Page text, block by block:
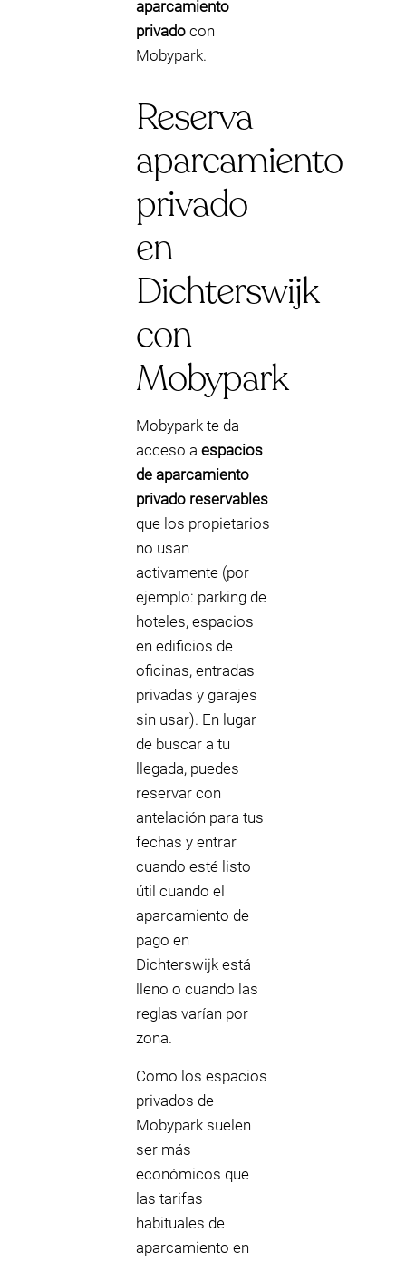
aparcamiento
privado con
Mobypark.
Reserva
aparcamiento
privado
en
Dichterswijk
con
Mobypark
Mobypark te da
acceso a espacios
de aparcamiento
privado reservables
que los propietarios
no usan
activamente (por
ejemplo: parking de
hoteles, espacios
en edificios de
oficinas, entradas
privadas y garajes
sin usar). En lugar
de buscar a tu
llegada, puedes
reservar con
antelación para tus
fechas y entrar
cuando esté listo —
útil cuando el
aparcamiento de
pago en
Dichterswijk está
lleno o cuando las
reglas varían por
zona.
Como los espacios
privados de
Mobypark suelen
ser más
económicos que
las tarifas
habituales de
aparcamiento en